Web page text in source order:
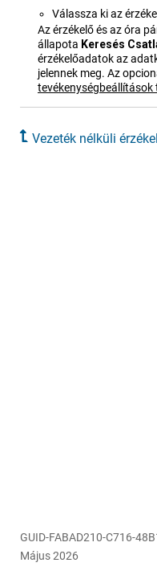
Válassza ki az
Az érzékelő és az óra
állapota Keresés
érzékelőadatok az
jelennek meg. Az
tevékenységbeállítások
Vezeték nélküli
GUID-FABAD210-C716-
Május 2026